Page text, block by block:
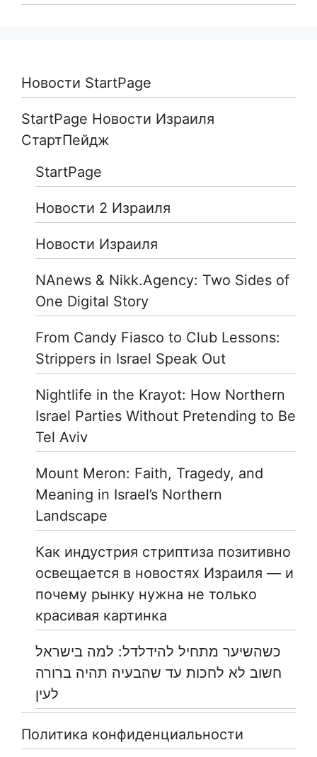
Новости StartPage
StartPage Новости Израиля
СтартПейдж
StartPage
Новости 2 Израиля
Новости Израиля
NAnews & Nikk.Agency: Two Sides of
One Digital Story
From Candy Fiasco to Club Lessons:
Strippers in Israel Speak Out
Nightlife in the Krayot: How Northern
Israel Parties Without Pretending to Be
Tel Aviv
Mount Meron: Faith, Tragedy, and
Meaning in Israel’s Northern
Landscape
Как индустрия стриптиза позитивно
освещается в новостях Израиля — и
почему рынку нужна не только
красивая картинка
כשהשיער מתחיל להידלדל: למה בישראל
חשוב לא לחכות עד שהבעיה תהיה ברורה
לעין
Политика конфиденциальности